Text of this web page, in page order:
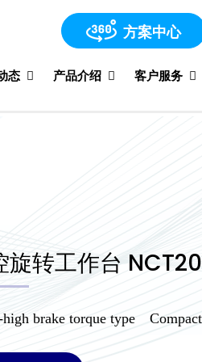
方案中心
态 产品介绍 客户服务
旋转工作台
high brake torque type